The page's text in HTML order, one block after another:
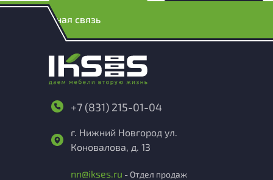
Обратная связь
+7 (831) 215-01-04
г. Нижний Новгород ул.
Коновалова, д. 13
nn@ikses.ru - Отдел продаж